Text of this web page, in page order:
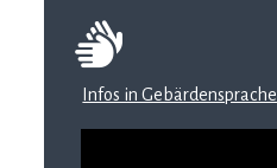
Infos in Gebärdensprache